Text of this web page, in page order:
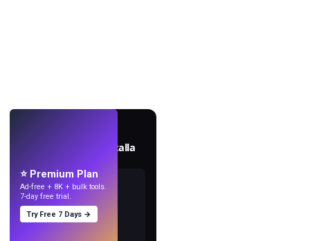
Crea fondos de pantalla
⭐ Premium Plan
Ad-free + 8K + bulk tools.
7-day free trial.
Try Free 7 Days →